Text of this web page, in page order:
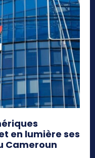
en lumière ses
Cameroun